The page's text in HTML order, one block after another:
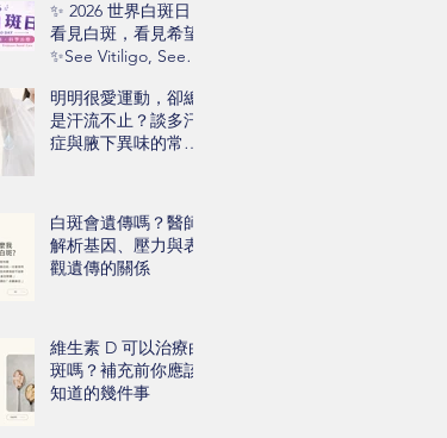
✨ 2026 世界白斑日｜
看見白斑，看見希望
✨See Vitiligo, See
明明很愛運動，卻總
是汗流不止？談多汗
症與腋下異味的常見
白斑會遺傳嗎？醫師
解析基因、壓力與表
觀遺傳的關係
維生素 D 可以治療白
斑嗎？補充前你應該
知道的幾件事